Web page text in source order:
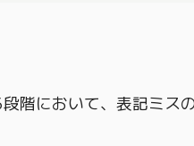
階において、表記ミス